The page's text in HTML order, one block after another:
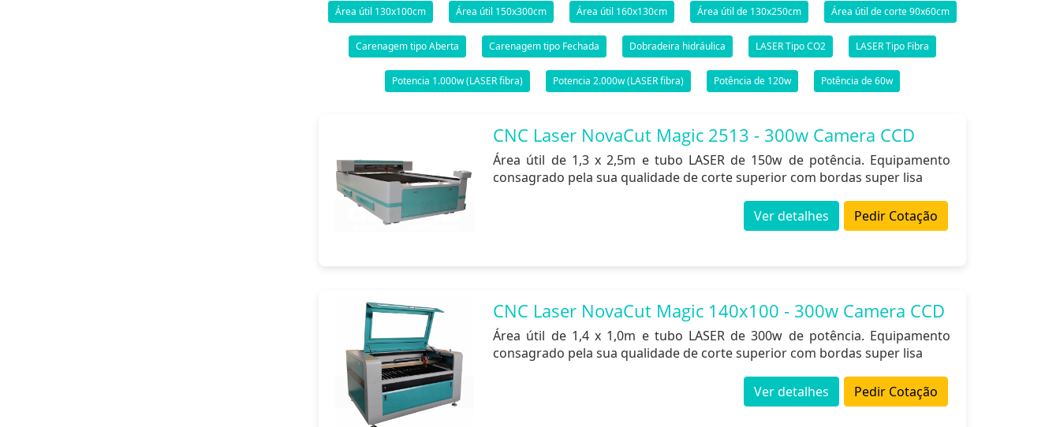
Área útil 130x100cm Área útil 150x300cm Área útil 160x130cm Área útil de 130x250cm Área útil de corte 90x60cm
Carenagem tipo Aberta Carenagem tipo Fechada Dobradeira hidráulica LASER Tipo CO2 LASER Tipo Fibra
Potencia 1.000w (LASER fibra) Potencia 2.000w (LASER fibra) Potência de 120w Potência de 60w
CNC Laser NovaCut Magic 2513 - 300w Camera CCD
Área útil de 1,3 x 2,5m e tubo LASER de 150w de potência. Equipamento
consagrado pela sua qualidade de corte superior com bordas super lisa
Pedir Cotação
Ver detalhes
CNC Laser NovaCut Magic 140x100 - 300w Camera CCD
Área útil de 1,4 x 1,0m e tubo LASER de 300w de potência. Equipamento
consagrado pela sua qualidade de corte superior com bordas super lisa
Pedir Cotação
Ver detalhes